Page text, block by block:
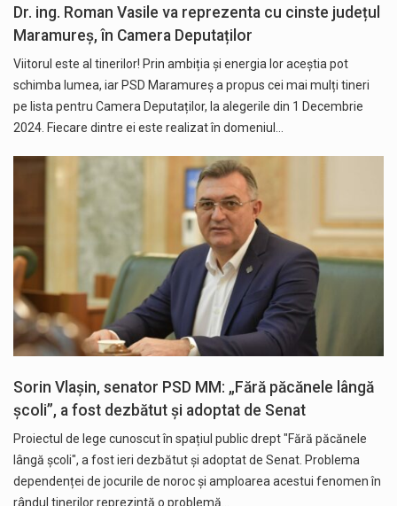
Dr. ing. Roman Vasile va reprezenta cu cinste județul
Maramureș, în Camera Deputaților
Viitorul este al tinerilor! Prin ambiția și energia lor aceștia pot
schimba lumea, iar PSD Maramureș a propus cei mai mulți tineri
pe lista pentru Camera Deputaților, la alegerile din 1 Decembrie
2024. Fiecare dintre ei este realizat în domeniul…
Sorin Vlașin, senator PSD MM: „Fără păcănele lângă
școli”, a fost dezbătut și adoptat de Senat
Proiectul de lege cunoscut în spațiul public drept "Fără păcănele
lângă școli", a fost ieri dezbătut și adoptat de Senat. Problema
dependenței de jocurile de noroc și amploarea acestui fenomen în
rândul tinerilor reprezintă o problemă…